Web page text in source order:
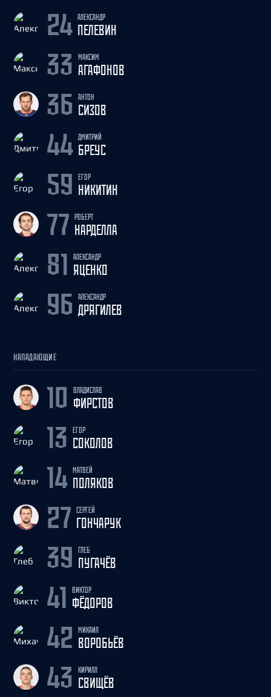
24 АЛЕКСАНДР
ПЕЛЕВИН
33 МАКСИМ
АГАФОНОВ
36 АНТОН
СИЗОВ
44 ДМИТРИЙ
БРЕУС
59 ЕГОР
НИКИТИН
77 РОБЕРТ
НАРДЕЛЛА
81 АЛЕКСАНДР
ЯЦЕНКО
96 АЛЕКСАНДР
ДРЯГИЛЕВ
НАПАДАЮЩИЕ
ВЛАДИСЛАВ
ФИРСТОВ
13 ЕГОР
СОКОЛОВ
14 МАТВЕЙ
ПОЛЯКОВ
27 СЕРГЕЙ
ГОНЧАРУК
39 ГЛЕБ
ПУГАЧЁВ
41 ВИКТОР
ФЁДОРОВ
42 МИХАИЛ
ВОРОБЬЁВ
43 КИРИЛЛ
СВИЩЁВ